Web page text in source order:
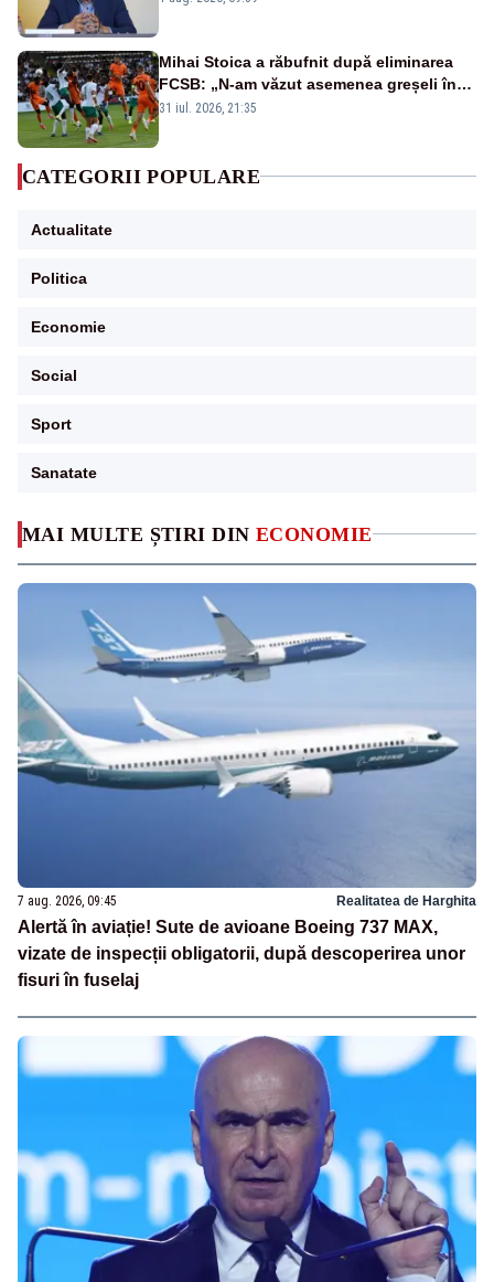
MAI MULTE ȘTIRI DIN ECONOMIE
7 aug. 2026, 09:45 Realitatea de Harghita
Alertă în aviație! Sute de avioane Boeing 737 MAX,
vizate de inspecții obligatorii, după descoperirea unor
fisuri în fuselaj
Mihai Stoica a răbufnit după eliminarea
FCSB: „N-am văzut asemenea greșeli în
190 de meciuri europene”
31 iul. 2026, 21:35
CATEGORII POPULARE
Actualitate
Politica
Economie
Social
Sport
Sanatate